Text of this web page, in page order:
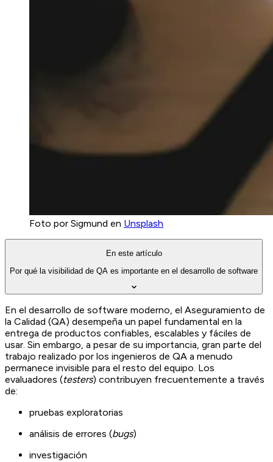
Foto por Sigmund en Unsplash
En este artículo
Por qué la visibilidad de QA es importante en el desarrollo de software
En el desarrollo de software moderno, el Aseguramiento de
la Calidad (QA) desempeña un papel fundamental en la
entrega de productos confiables, escalables y fáciles de
usar. Sin embargo, a pesar de su importancia, gran parte del
trabajo realizado por los ingenieros de QA a menudo
permanece invisible para el resto del equipo. Los
evaluadores (testers) contribuyen frecuentemente a través
de:
pruebas exploratorias
análisis de errores (bugs)
investigación